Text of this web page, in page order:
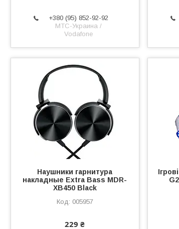
+380 (95) 852-92-92
МТС-Украина /
Vodafone
Наушники гарнитура
накладные Extra Bass MDR-
XB450 Black
005957
229 ₴